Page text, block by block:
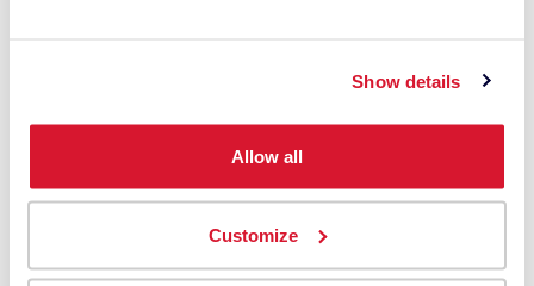
Show details
Allow all
Customize